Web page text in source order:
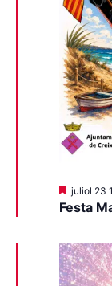
Festa
juliol 23